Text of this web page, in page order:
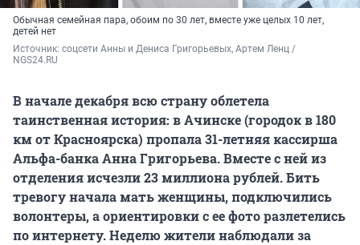
Обычная семейная пара, обоим по 30 лет, вместе уже целых 10 лет,
детей нет
Источник: соцсети Анны и Дениса Григорьевых, Артем Ленц /
NGS24.RU
В начале декабря всю страну облетела
таинственная история: в Ачинске (городок в 180
км от Красноярска) пропала 31-летняя кассирша
Альфа-банка Анна Григорьева. Вместе с ней из
отделения исчезли 23 миллиона рублей. Бить
тревогу начала мать женщины, подключились
волонтеры, а ориентировки с ее фото разлетелись
по интернету. Неделю жители наблюдали за